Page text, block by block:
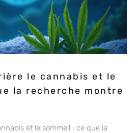
le cannabis et le
la recherche montre
et le sommeil : ce que la